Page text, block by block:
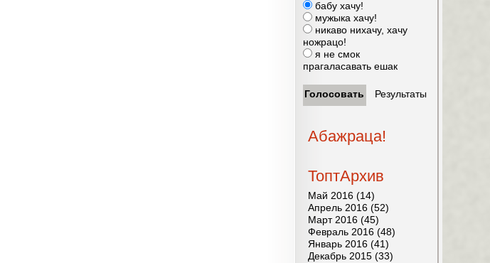
бабу хачу!
мужыка хачу!
никаво нихачу, хачу
ножрацо!
я не смок
прагаласавать ешак
Абажраца!
ТоптАрхив
Май 2016 (14)
Апрель 2016 (52)
Март 2016 (45)
Февраль 2016 (48)
Январь 2016 (41)
Декабрь 2015 (33)